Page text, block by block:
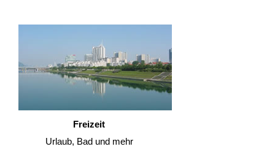
Freizeit
Urlaub, Bad und mehr